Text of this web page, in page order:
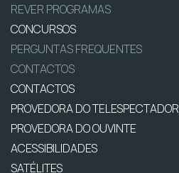
REVER PROGRAMAS
CONCURSOS
PERGUNTAS FREQUENTES
CONTACTOS
CONTACTOS
PROVEDORA DO TELESPECTADOR
PROVEDORA DO OUVINTE
ACESSIBILIDADES
SATÉLITES